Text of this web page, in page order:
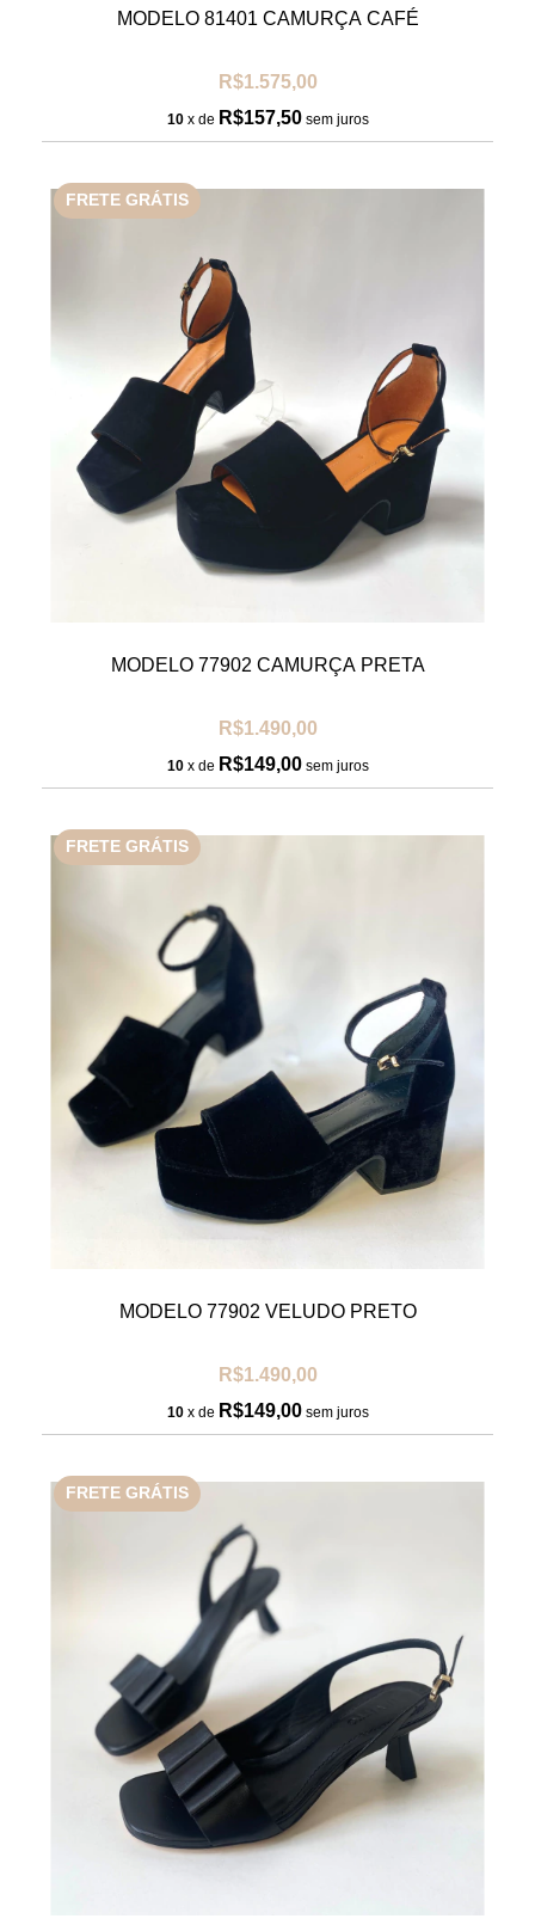
MODELO 81401 CAMURÇA CAFÉ
R$1.575,00
10 x de R$157,50 sem juros
FRETE GRÁTIS
MODELO 77902 CAMURÇA PRETA
R$1.490,00
10 x de R$149,00 sem juros
FRETE GRÁTIS
MODELO 77902 VELUDO PRETO
R$1.490,00
10 x de R$149,00 sem juros
FRETE GRÁTIS